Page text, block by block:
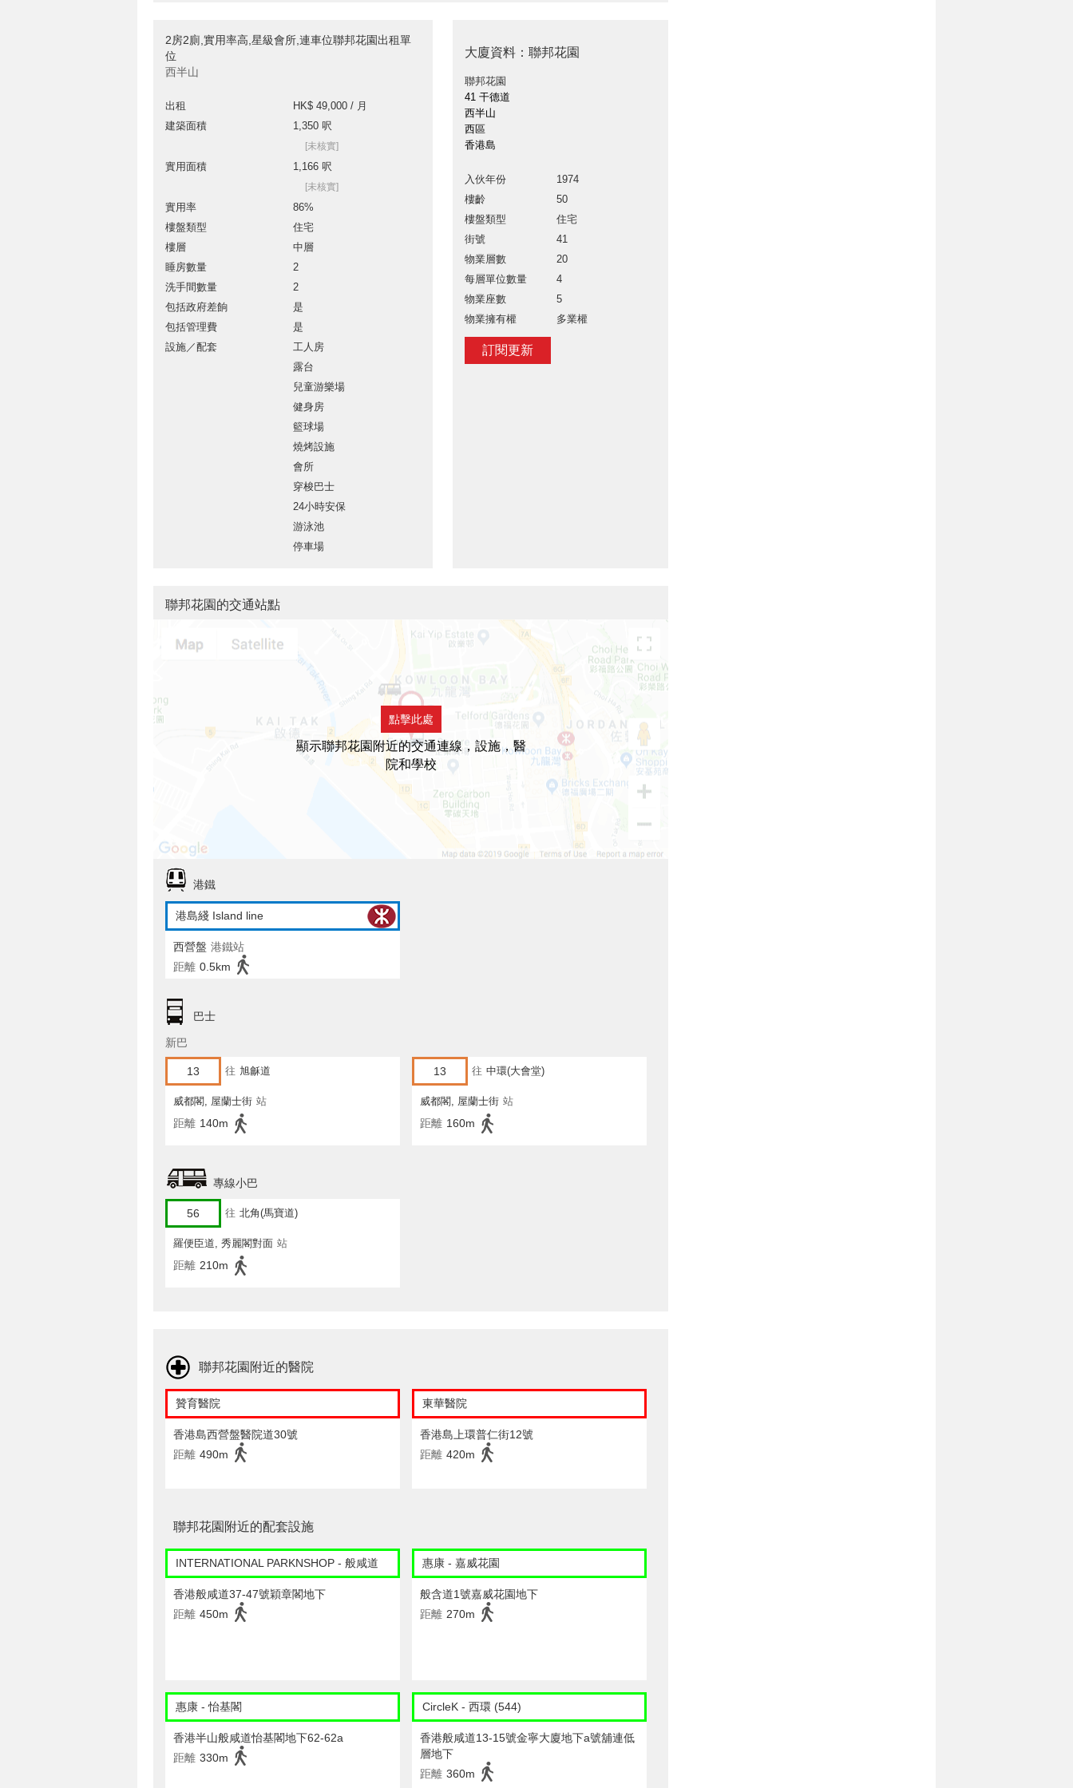
2房2廁,實用率高,星級會所,連車位聯邦花園出租單
位
西半山
出租
HK$ 49,000 / 月
建築面積
1,350 呎
[未核實]
實用面積 1,166 呎
[未核實]
實用率
86%
樓盤類型
住宅
樓層
中層
睡房數量
2
洗手間數量
2
包括政府差餉
是
包括管理費
是
設施／配套
工人房
露台
兒童游樂場
健身房
籃球場
燒烤設施
會所
穿梭巴士
24小時安保
游泳池
停車場
大廈資料：聯邦花園
聯邦花園
41 干德道
西半山
西區
香港島
入伙年份
1974
樓齡
50
樓盤類型
住宅
街號
41
物業層數
20
每層單位數量
4
物業座數
5
物業擁有權
多業權
訂閱更新
聯邦花園的交通站點
點擊此處
顯示聯邦花園附近的交通連線，設施，醫
院和學校
港鐵
港島綫 Island line
西營盤 港鐵站
距離 0.5km
巴士
新巴
13 往 旭龢道
威都閣, 屋蘭士街 站
距離 140m
13 往 中環(大會堂)
威都閣, 屋蘭士街 站
距離 160m
專線小巴
56 往 北角(馬寶道)
羅便臣道, 秀麗閣對面 站
距離 210m
聯邦花園附近的醫院
贊育醫院
香港島西營盤醫院道30號
距離 490m
東華醫院
香港島上環普仁街12號
距離 420m
聯邦花園附近的配套設施
INTERNATIONAL PARKNSHOP - 般咸道
香港般咸道37-47號穎章閣地下
距離 450m
惠康 - 嘉威花園
般含道1號嘉威花園地下
距離 270m
惠康 - 怡基閣
香港半山般咸道怡基閣地下62-62a
距離 330m
CircleK - 西環 (544)
香港般咸道13-15號金寧大廈地下a號舖連低
層地下
距離 360m